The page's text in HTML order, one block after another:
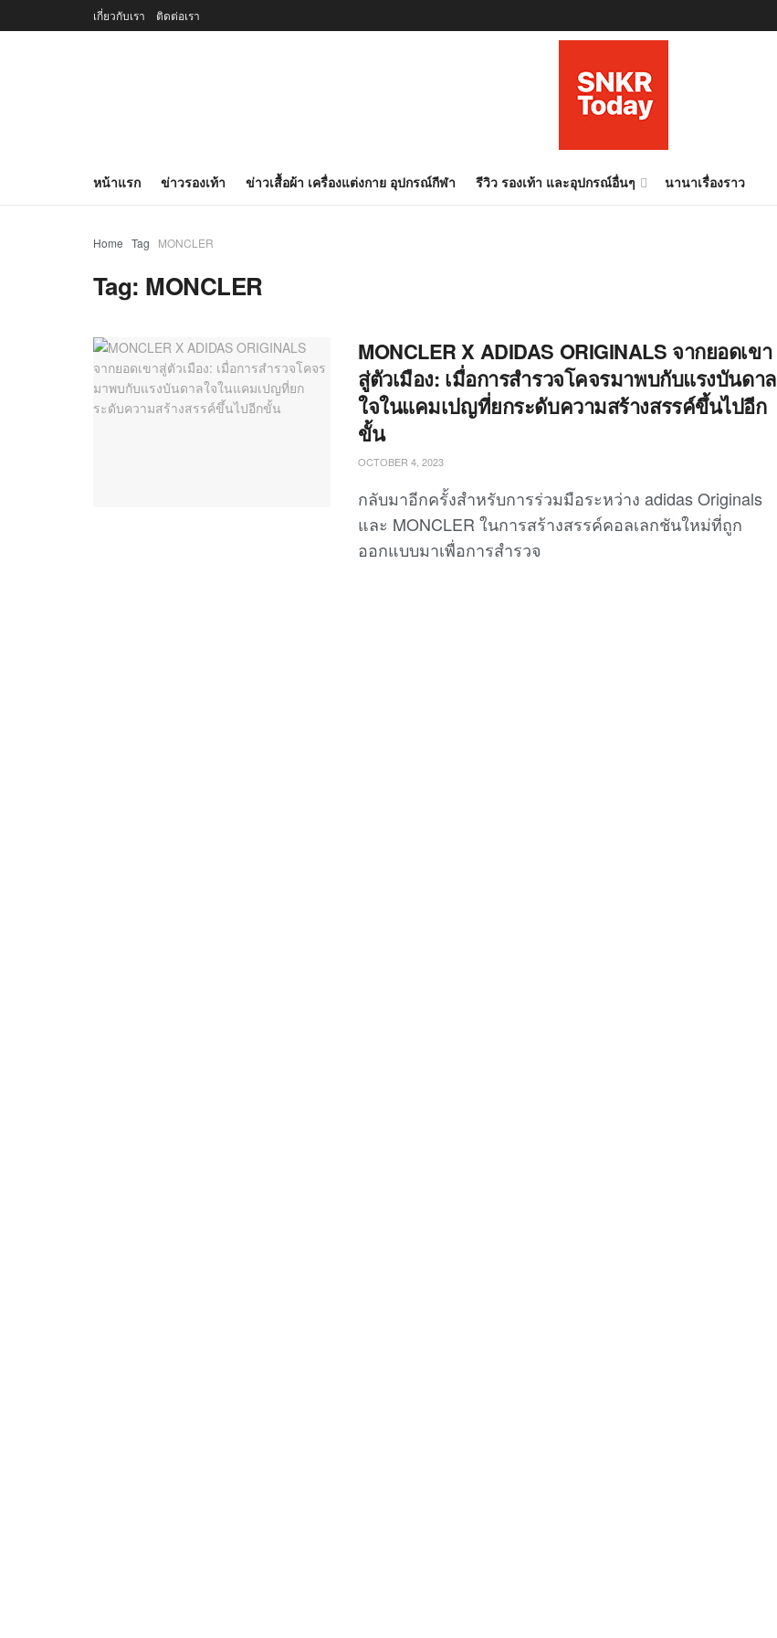
เกี่ยวกับเรา ติดต่อเรา
หน้าแรก ข่าวรองเท้า ข่าวเสื้อผ้า เครื่องแต่งกาย อุปกรณ์กีฬา รีวิว รองเท้า และอุปกรณ์อื่นๆ นานาเรื่องราว
Home Tag MONCLER
Tag: MONCLER
MONCLER X ADIDAS ORIGINALS จากยอดเขา
สู่ตัวเมือง: เมื่อการสำรวจโคจรมาพบกับแรงบันดาล
ใจในแคมเปญที่ยกระดับความสร้างสรรค์ขึ้นไปอีก
ขั้น
OCTOBER 4, 2023
กลับมาอีกครั้งสำหรับการร่วมมือระหว่าง adidas Originals
และ MONCLER ในการสร้างสรรค์คอลเลกชันใหม่ที่ถูก
ออกแบบมาเพื่อการสำรวจ